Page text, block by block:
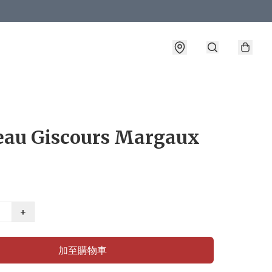
Giscours Margaux
+
加至購物車